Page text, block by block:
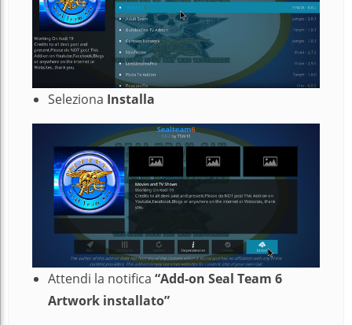
Seleziona Installa
Attendi la notifica “Add-on Seal Team 6
Artwork installato”